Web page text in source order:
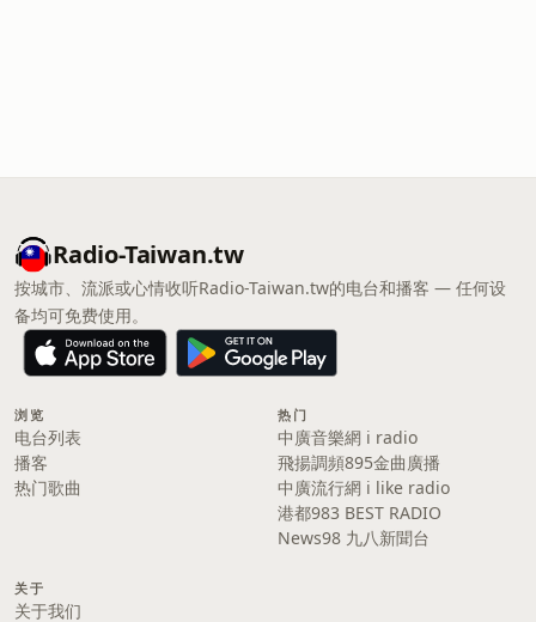
Radio-Taiwan.tw
按城市、流派或心情收听Radio-Taiwan.tw的电台和播客 — 任何设
备均可免费使用。
浏览
电台列表
播客
热门歌曲
热门
中廣音樂網 i radio
飛揚調頻895金曲廣播
中廣流行網 i like radio
港都983 BEST RADIO
News98 九八新聞台
关于
关于我们